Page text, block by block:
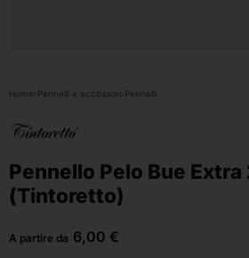
Home›Pennelli e accessori›Pennelli
Pennello Pelo Bue Extra
(Tintoretto)
A partire da 6,00 €